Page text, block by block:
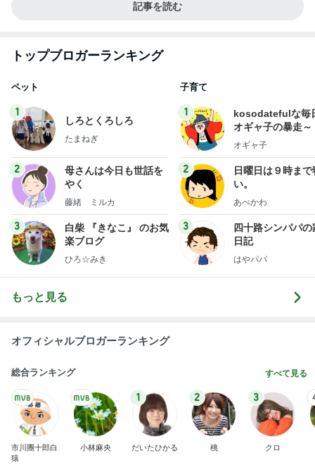
記事を読む
トップブロガーランキング
ペット
1
しろとくろしろ
たまねぎ
2
母さんは今日も世話を
やく
藤緒 ミルカ
3
白柴 『きなこ』 のお気
楽ブログ
ひろ☆みき
子育て
1
kosodatefulな毎
オギャ子の暴走～
オギャ子
2
日曜日は９時まで
い。
あべかわ
3
四十路シンパパの
日記
はやパパ
もっと見る
オフィシャルブロガーランキング
総合ランキング すべて見る
市川團十郎白
猿
小林麻央
1
だいたひかる
2
桃
3
クロ